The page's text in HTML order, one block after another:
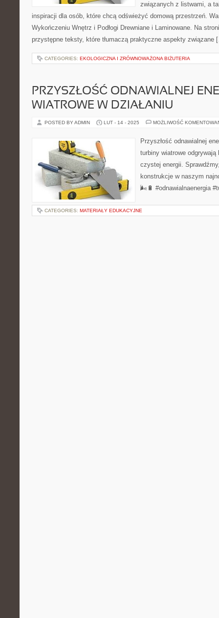
związanych z listwami, a
inspiracji dla osób, które chcą odświeżyć domową przestrzeń.
Wykończeniu Wnętrz i Podłogi Drewniane i Laminowane. Na
przystępne teksty, które tłumaczą praktyczne aspekty związane
CATEGORIES: EKOLOGICZNA I ZRÓWNOWAŻONA BIŻUTERIA
PRZYSZŁOŚĆ ODNAWIALNEJ
WIATROWE W DZIAŁANIU
POSTED BY ADMIN LUT - 14 - 2025 MOŻLIWOŚĆ
Przyszłość odnawialnej
turbiny wiatrowe
czystej energii.
konstrukcje w naszym
🌬️🔋 #odnawialnaenergia
CATEGORIES: MATERIAŁY EDUKACYJNE